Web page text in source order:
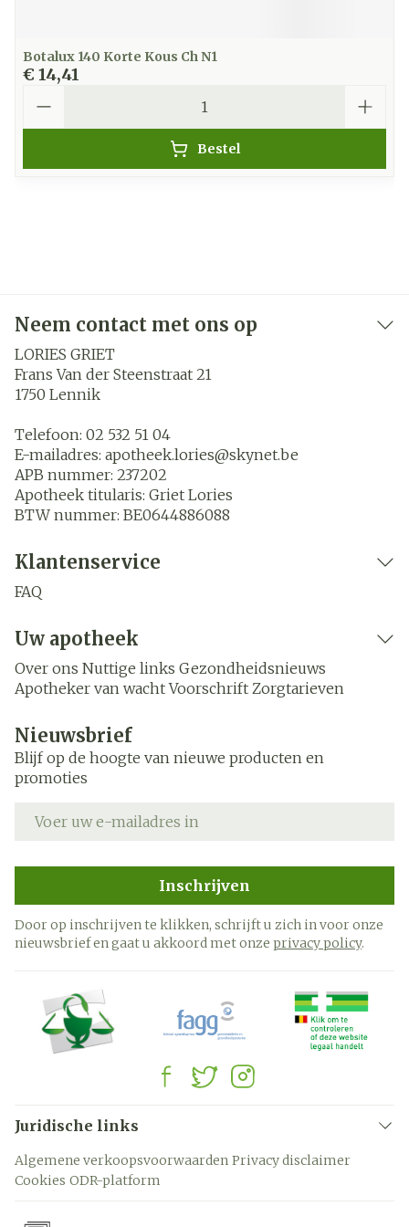
Botalux 140 Korte Kous Ch N1
€ 14,41
Bestel
Neem contact met ons op
LORIES GRIET
Frans Van der Steenstraat 21
1750 Lennik
Telefoon: 02 532 51 04
E-mailadres: apotheek.lories@skynet.be
APB nummer: 237202
Apotheek titularis: Griet Lories
BTW nummer: BE0644886088
Klantenservice
FAQ
Uw apotheek
Over ons Nuttige links Gezondheidsnieuws
Apotheker van wacht Voorschrift Zorgtarieven
Nieuwsbrief
Blijf op de hoogte van nieuwe producten en
promoties
Inschrijven
Door op inschrijven te klikken, schrijft u zich in voor onze
nieuwsbrief en gaat u akkoord met onze privacy policy.
Juridische links
Algemene verkoopsvoorwaarden Privacy disclaimer
Cookies ODR-platform